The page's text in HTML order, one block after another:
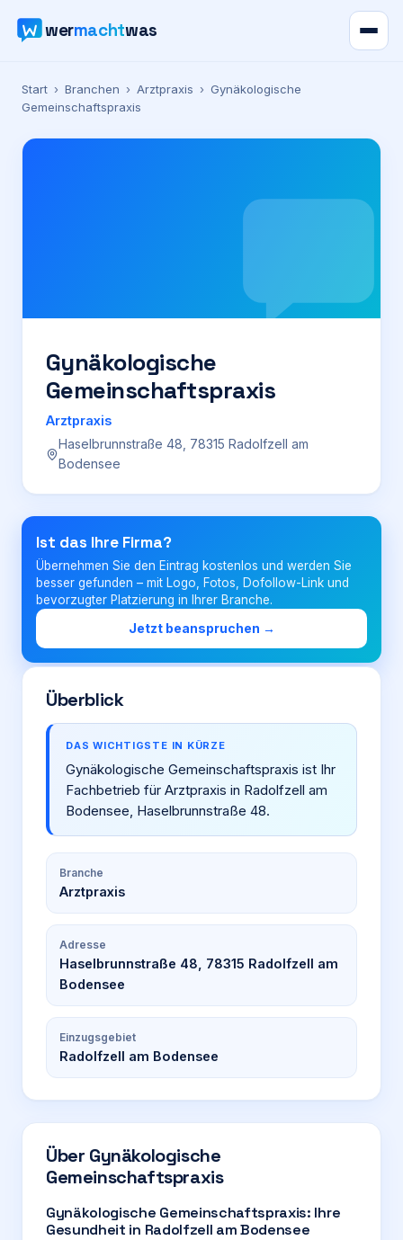
wermachtwas
Verzeichnis
Karte
Für Firmen
Login
Start › Branchen › Arztpraxis › Gynäkologische
Gemeinschaftspraxis
Gynäkologische
Gemeinschaftspraxis
Arztpraxis
Haselbrunnstraße 48, 78315 Radolfzell am
Bodensee
Ist das Ihre Firma?
Übernehmen Sie den Eintrag kostenlos und werden Sie
besser gefunden – mit Logo, Fotos, Dofollow-Link und
bevorzugter Platzierung in Ihrer Branche.
Jetzt beanspruchen →
Überblick
DAS WICHTIGSTE IN KÜRZE
Gynäkologische Gemeinschaftspraxis ist Ihr
Fachbetrieb für Arztpraxis in Radolfzell am
Bodensee, Haselbrunnstraße 48.
Branche
Arztpraxis
Adresse
Haselbrunnstraße 48, 78315 Radolfzell am
Bodensee
Einzugsgebiet
Radolfzell am Bodensee
Über Gynäkologische
Gemeinschaftspraxis
Gynäkologische Gemeinschaftspraxis: Ihre
Gesundheit in Radolfzell am Bodensee